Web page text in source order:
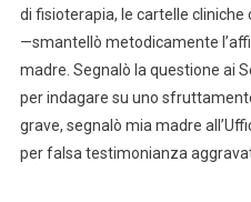
di fisioterapia, le cartelle cliniche
—smantellò metodicamente
madre. Segnalò la questione ai
per indagare su uno
grave, segnalò mia madre
per falsa testimonianza